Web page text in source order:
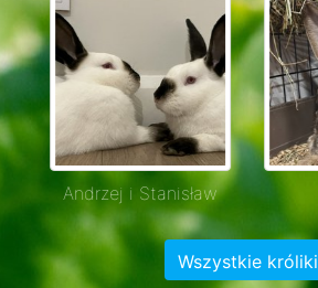
Andrzej i Stanisław
Wszystkie króliki